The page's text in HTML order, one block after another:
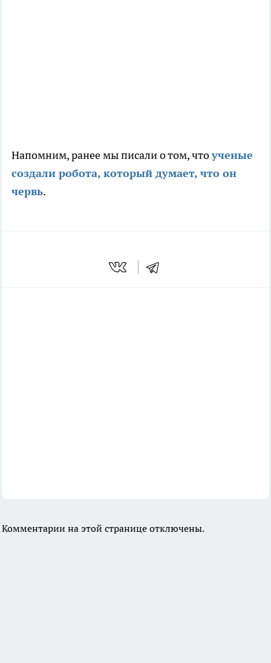
Напомним, ранее мы писали о том, чтоученые
создали робота, который думает, что он
червь.
Комментарии на этой странице отключены.